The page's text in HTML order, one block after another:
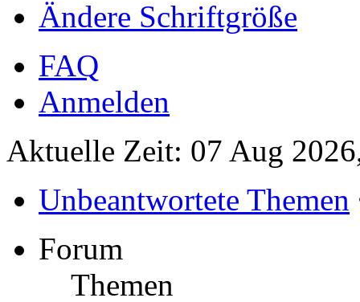
Ändere Schriftgröße
FAQ
Anmelden
Aktuelle Zeit: 07 Aug
Unbeantwortete Themen
Forum
Themen